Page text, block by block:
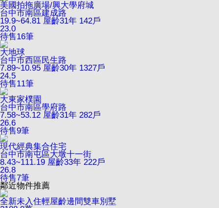
美國拍拖廣場/興大學府城
台中市南區建成路
19.9~64.81 屋齡31年 142戶
23.0
待售16筆
大地球
台中市西區民生路
7.89~10.95 屋齡30年 1327戶
24.5
待售11筆
大東家樸園
台中市南區學府路
7.58~53.12 屋齡31年 282戶
26.6
待售9筆
現代經典集合住宅
台中市南屯區大墩十一街
8.43~111.19 屋齡33年 222戶
26.8
待售7筆
鄰近物件推薦
全新未入住輕屋齡邊間雙車別墅